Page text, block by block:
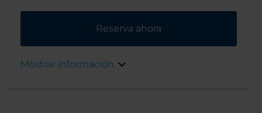
interés turístico, como el mercado de Bolhão,
la avenida Aliados y la histórica zona de
pueden aprovechar su cercanía a los
Reserva ahora
Mostrar información